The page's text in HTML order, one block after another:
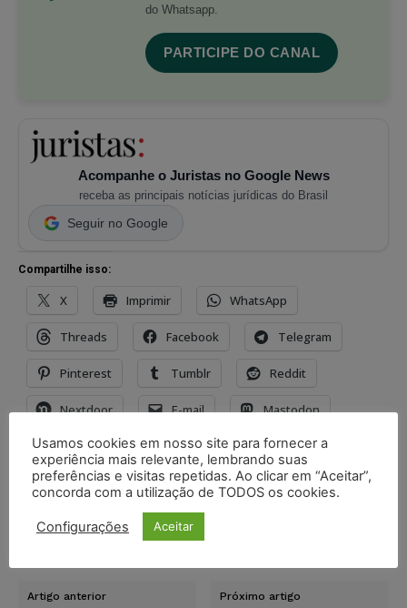
do Whatsapp.
PARTICIPE DO CANAL
Acompanhe o Juristas no Google News
receba as principais notícias jurídicas do Brasil
Seguir no Google
Compartilhe isso:
X Imprimir WhatsApp
Threads Facebook Telegram
Pinterest Tumblr Reddit
Nextdoor E-mail Mastodon
LinkedIn
Estatuto da Criança e do Adolescente
Artigo anterior Próximo artigo
Usamos cookies em nosso site para fornecer a
experiência mais relevante, lembrando suas
preferências e visitas repetidas. Ao clicar em “Aceitar”,
concorda com a utilização de TODOS os cookies.
Configurações Aceitar